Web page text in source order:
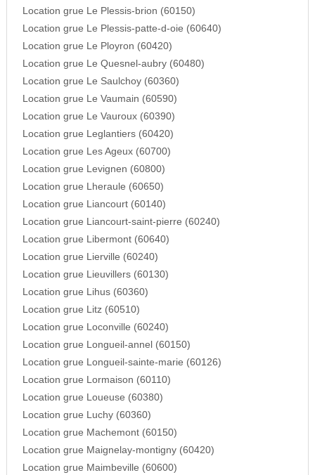
Location grue Le Plessis-brion (60150)
Location grue Le Plessis-patte-d-oie (60640)
Location grue Le Ployron (60420)
Location grue Le Quesnel-aubry (60480)
Location grue Le Saulchoy (60360)
Location grue Le Vaumain (60590)
Location grue Le Vauroux (60390)
Location grue Leglantiers (60420)
Location grue Les Ageux (60700)
Location grue Levignen (60800)
Location grue Lheraule (60650)
Location grue Liancourt (60140)
Location grue Liancourt-saint-pierre (60240)
Location grue Libermont (60640)
Location grue Lierville (60240)
Location grue Lieuvillers (60130)
Location grue Lihus (60360)
Location grue Litz (60510)
Location grue Loconville (60240)
Location grue Longueil-annel (60150)
Location grue Longueil-sainte-marie (60126)
Location grue Lormaison (60110)
Location grue Loueuse (60380)
Location grue Luchy (60360)
Location grue Machemont (60150)
Location grue Maignelay-montigny (60420)
Location grue Maimbeville (60600)